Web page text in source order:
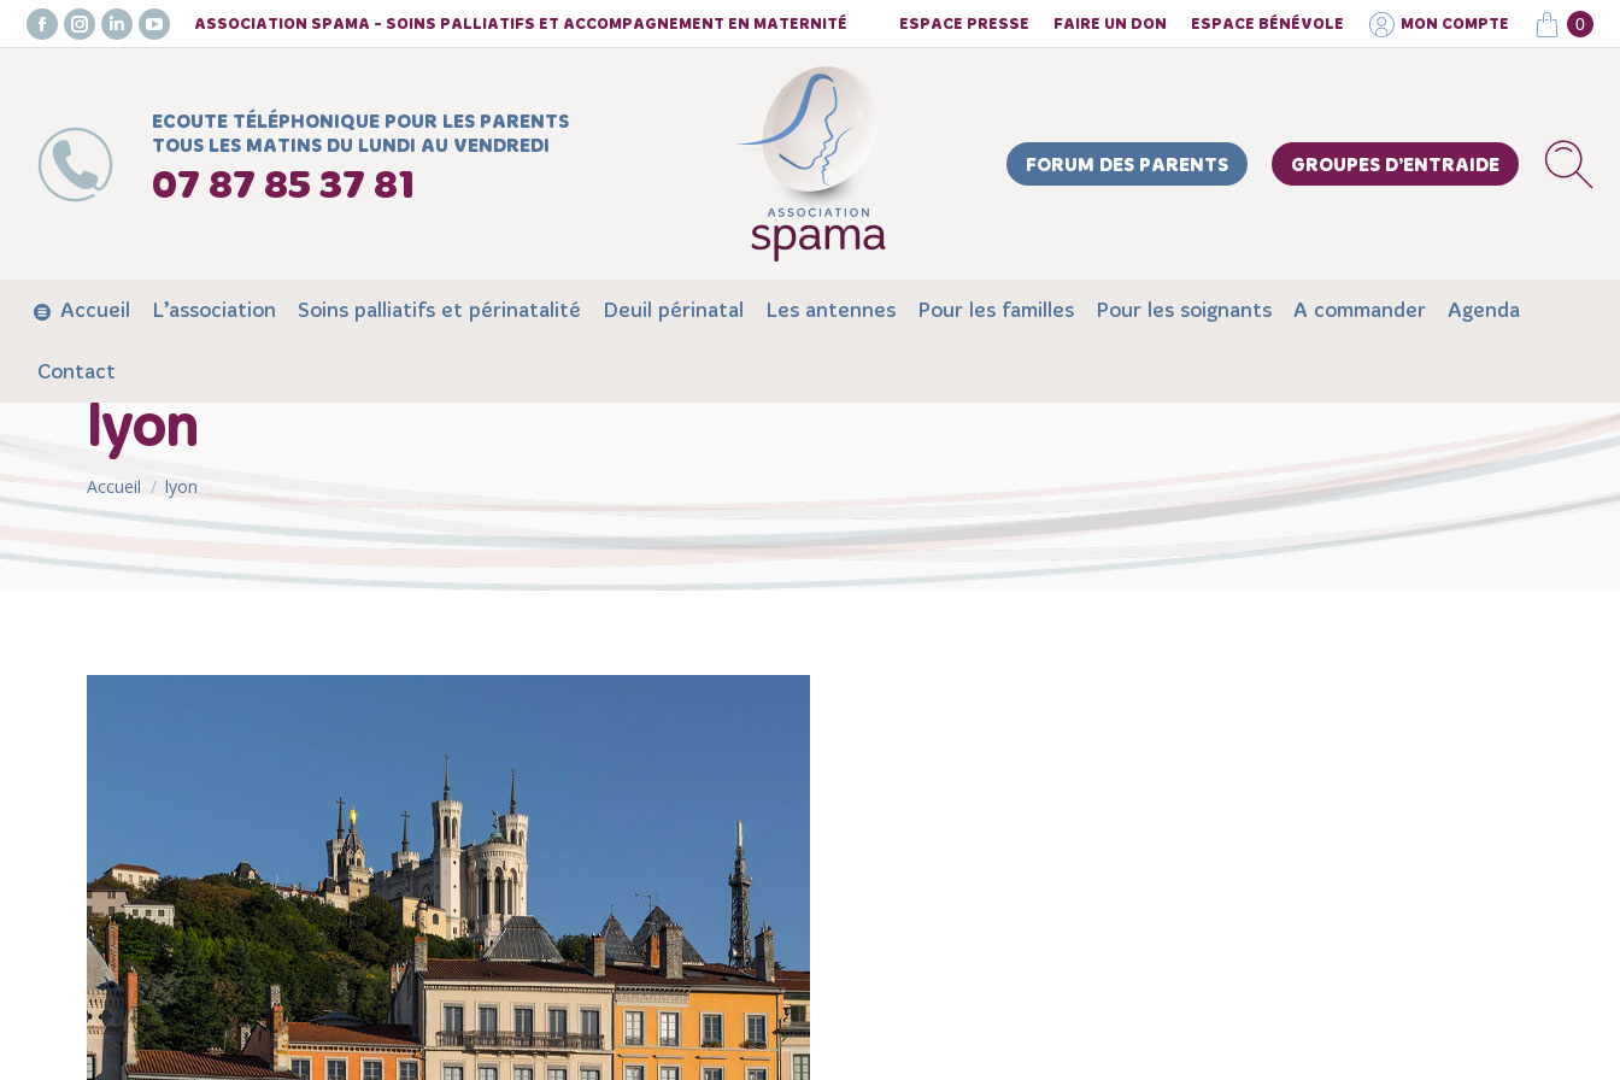
Facebook
in
new
window
Instagram
in
new
window
LinkedIn
window
YouTube
in
window
ASSOCIATION SPAMA - SOINS PALLIATIFS ET ACCOMPAGNEMENT EN MATERNITÉ ESPACE PRESSE FAIRE UN DON ESPACE BÉNÉVOLE MON COMPTE 0
ECOUTE TÉLÉPHONIQUE POUR LES PARENTS
TOUS LES MATINS DU LUNDI AU VENDREDI
07 87 85 37 81
FORUM DES PARENTS GROUPES D’ENTRAIDE
Accueil L’association Soins palliatifs et périnatalité Deuil périnatal Les antennes Pour les familles Pour les soignants A commander Agenda
Contact
lyon
Vous êtes ici :
Accueil lyon